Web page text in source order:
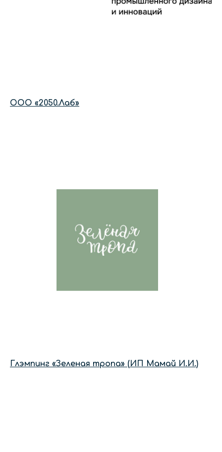
ООО «2050.Лаб»
Глэмпинг «Зеленая тропа» (ИП Мамай И.И.)